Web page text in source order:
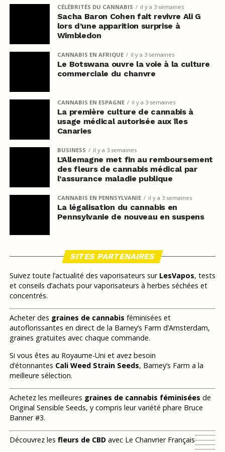
CÉLÉBRITÉS DU CANNABIS il y a 3 semaines
Sacha Baron Cohen fait revivre Ali G
lors d’une apparition surprise à
Wimbledon
CANNABIS EN AFRIQUE il y a 3 semaines
Le Botswana ouvre la voie à la culture
commerciale du chanvre
CANNABIS EN ESPAGNE il y a 3 semaines
La première culture de cannabis à
usage médical autorisée aux îles
Canaries
BUSINESS il y a 3 semaines
L’Allemagne met fin au remboursement
des fleurs de cannabis médical par
l’assurance maladie publique
CANNABIS EN PENNSYLVANIE il y a 3 semaines
La légalisation du cannabis en
Pennsylvanie de nouveau en suspens
SITES PARTENAIRES
Suivez toute l’actualité des vaporisateurs sur LesVapos, tests
et conseils d’achats pour vaporisateurs à herbes séchées et
concentrés.
Acheter des graines de cannabis féminisées et
autoflorissantes en direct de la Barney’s Farm d’Amsterdam,
graines gratuites avec chaque commande.
Si vous êtes au Royaume-Uni et avez besoin
d’étonnantes Cali Weed Strain Seeds, Barney’s Farm a la
meilleure sélection.
Achetez les meilleures graines de cannabis féminisées de
Original Sensible Seeds, y compris leur variété phare Bruce
Banner #3.
Découvrez les fleurs de CBDavec Le Chanvrier Français